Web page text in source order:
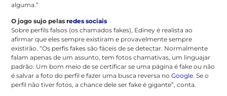
alguma.”
O jogo sujo pelasredes sociais
Sobre perfils falsos (os chamados fakes), Ediney é realista ao
afirmar que eles sempre existiram e provavelmente sempre
existirão. “Os perfis fakes são fáceis de se detectar. Normalmente
falam apenas de um assunto, tem fotos chamativas, um linguajar
padrão. Um bom meio de se certificar se uma página é fake ou não
é salvar a foto do perfil e fazer uma busca reversa noGoogle. Se o
perfil não tiver fotos, a chance dele ser fake é gigante”, conta.